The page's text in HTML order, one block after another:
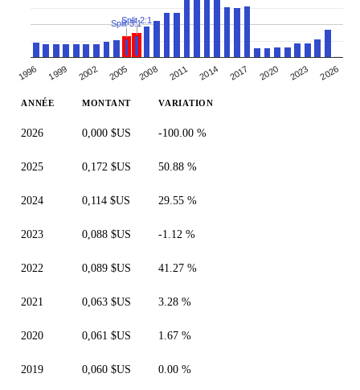
1996 1999 2002 2005 2008 2011 2014 2017 2020 2023 2026
Split 3:1
Split 2:1
ANNÉE MONTANT VARIATION
2026 0,000 $US -100.00 %
2025 0,172 $US 50.88 %
2024 0,114 $US 29.55 %
2023 0,088 $US -1.12 %
2022 0,089 $US 41.27 %
2021 0,063 $US 3.28 %
2020 0,061 $US 1.67 %
2019 0,060 $US 0.00 %